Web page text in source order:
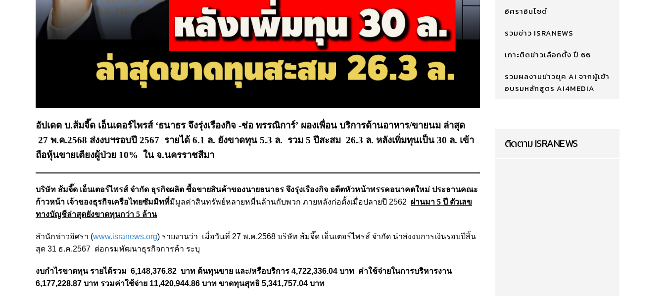
อัปเดต บ.ส้มจี๊ด เอ็นเตอร์ไพรส์ ‘ธนาธร จึงรุ่งเรืองกิจ -ช่อ พรรณิการ์’ ผองเพื่อน บริการด้านอาหาร/ขายนม ล่าสุด
27 พ.ค.2568 ส่งงบฯรอบปี 2567 รายได้ 6.1 ล. ยังขาดทุน 5.3 ล. รวม 5 ปีสะสม 26.3 ล. หลังเพิ่มทุนเป็น 30 ล. เข้า
ถือหุ้นขายเตียงผู้ป่วย 10% ใน จ.นครราชสีมา
บริษัท ส้มจี๊ด เอ็นเตอร์ไพรส์ จำกัด ธุรกิจผลิต ซื้อขายสินค้าของนายธนาธร จึงรุ่งเรืองกิจ อดีตหัวหน้าพรรคอนาคตใหม่ ประธานคณะ
ก้าวหน้า เจ้าของธุรกิจเครือไทยซัมมิทที่มีมูลค่าสินทรัพย์หลายหมื่นล้านกับพวก ภายหลังก่อตั้งเมื่อปลายปี 2562 ผ่านมา 5 ปี ตัวเลข
ทางบัญชีล่าสุดยังขาดทุนกว่า 5 ล้าน
สำนักข่าวอิศรา (www.isranews.org) รายงานว่า เมื่อวันที่ 27 พ.ค.2568 บริษัท ส้มจี๊ด เอ็นเตอร์ไพรส์ จำกัด นำส่งงบการเงินรอบปีสิ้น
สุด 31 ธ.ค.2567 ต่อกรมพัฒนาธุรกิจการค้า ระบุ
งบกำไรขาดทุน รายได้รวม 6,148,376.82 บาท ต้นทุนขาย และ/หรือบริการ 4,722,336.04 บาท ค่าใช้จ่ายในการบริหารงาน
6,177,228.87 บาท รวมค่าใช้จ่าย 11,420,944.86 บาท ขาดทุนสุทธิ 5,341,757.04 บาท
อิศราอินไซด์
รวมข่าว ISRANEWS
เกาะติดข่าวเลือกตั้ง ปี 66
รวมผลงานข่าวยุค AI จากผู้เข้า
อบรมหลักสูตร AI4MEDIA
ติดตาม ISRANEWS